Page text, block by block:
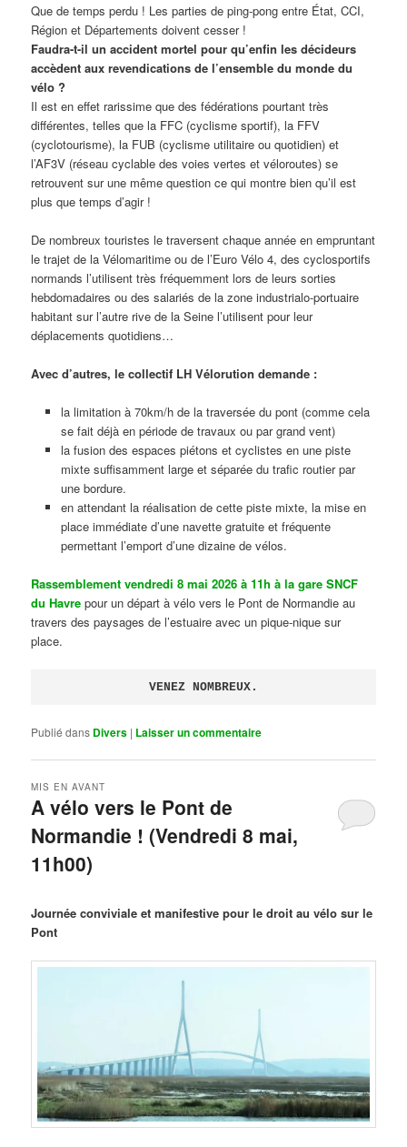
Que de temps perdu ! Les parties de ping-pong entre État, CCI,
Région et Départements doivent cesser !
Faudra-t-il un accident mortel pour qu’enfin les décideurs
accèdent aux revendications de l’ensemble du monde du
vélo ?
Il est en effet rarissime que des fédérations pourtant très
différentes, telles que la FFC (cyclisme sportif), la FFV
(cyclotourisme), la FUB (cyclisme utilitaire ou quotidien) et
l’AF3V (réseau cyclable des voies vertes et véloroutes) se
retrouvent sur une même question ce qui montre bien qu’il est
plus que temps d’agir !
De nombreux touristes le traversent chaque année en empruntant
le trajet de la Vélomaritime ou de l’Euro Vélo 4, des cyclosportifs
normands l’utilisent très fréquemment lors de leurs sorties
hebdomadaires ou des salariés de la zone industrialo-portuaire
habitant sur l’autre rive de la Seine l’utilisent pour leur
déplacements quotidiens…
Avec d’autres, le collectif LH Vélorution demande :
la limitation à 70km/h de la traversée du pont (comme cela
se fait déjà en période de travaux ou par grand vent)
la fusion des espaces piétons et cyclistes en une piste
mixte suffisamment large et séparée du trafic routier par
une bordure.
en attendant la réalisation de cette piste mixte, la mise en
place immédiate d’une navette gratuite et fréquente
permettant l’emport d’une dizaine de vélos.
Rassemblement vendredi 8 mai 2026 à 11h à la gare SNCF
du Havre pour un départ à vélo vers le Pont de Normandie au
travers des paysages de l’estuaire avec un pique-nique sur
place.
VENEZ NOMBREUX.
Publié dans Divers | Laisser un commentaire
A vélo vers le Pont de
Normandie ! (Vendredi 8 mai,
11h00)
MIS EN AVANT
Journée conviviale et manifestive pour le droit au vélo sur le
Pont